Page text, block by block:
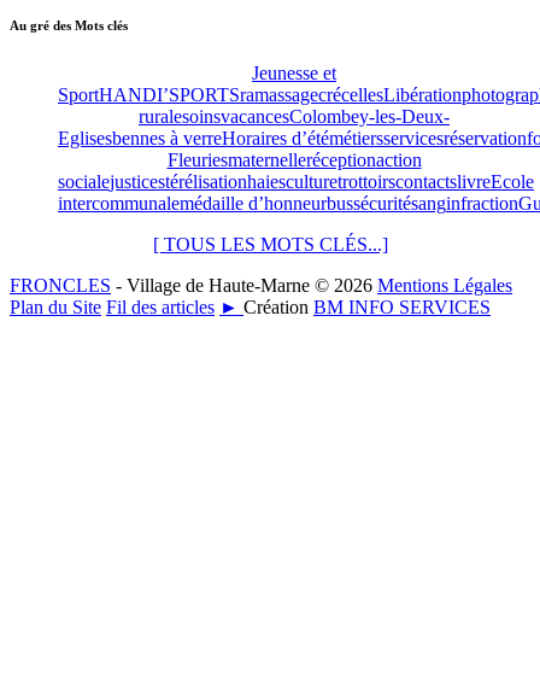
Au gré des Mots clés
Jeunesse et
SportHANDI’SPORTSramassagecrécellesLibération
ruralesoinsvacancesColombey-les-Deux-
Eglisesbennes à verreHoraires d’étémétiersservicesréservation
Fleuriesmaternelleréceptionaction
socialejusticestérélisationhaiesculturetrottoirscontactslivreEcole
intercommunalemédaille d’honneurbussécuritésanginfraction
[ TOUS LES MOTS CLÉS...]
FRONCLES - Village de Haute-Marne © 2026 Mentions Légales
Plan du Site Fil des articles ► Création BM INFO SERVICES